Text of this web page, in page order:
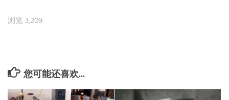
浏览 3,209
您可能还喜欢...